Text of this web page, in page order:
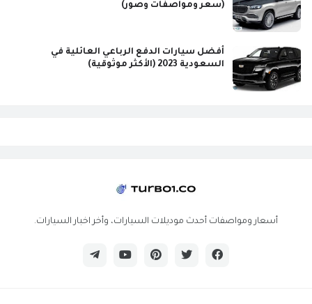
(سعر ومواصفات وصور)
أفضل سيارات الدفع الرباعي العائلية في
السعودية 2023 (الأكثر موثوقية)
أسعار ومواصفات أحدث موديلات السيارات، وأخر اخبار السيارات.